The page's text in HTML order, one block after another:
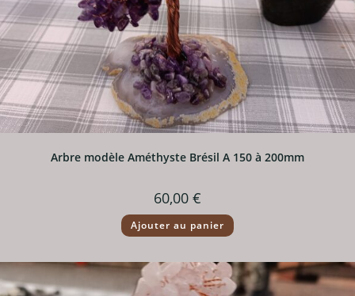
Arbre modèle Améthyste Brésil A 150 à 200mm
60,00 €
Ajouter au panier